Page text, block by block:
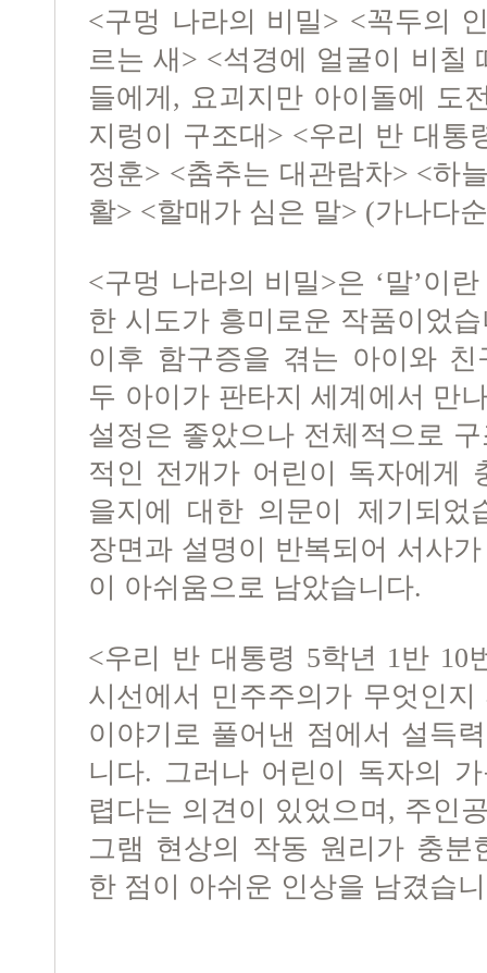
<구멍 나라의 비밀> <꼭두의
르는 새> <석경에 얼굴이 비칠
들에게, 요괴지만 아이돌에 도
지렁이 구조대> <우리 반 대통
정훈> <춤추는 대관람차> <하
활> <할매가 심은 말> (가나다
<구멍 나라의 비밀>은 ‘말’이
한 시도가 흥미로운 작품이었
이후 함구증을 겪는 아이와 친
두 아이가 판타지 세계에서 만
설정은 좋았으나 전체적으로
적인 전개가 어린이 독자에게
을지에 대한 의문이 제기되었
장면과 설명이 반복되어 서사
이 아쉬움으로 남았습니다.
<우리 반 대통령 5학년 1반 10
시선에서 민주주의가 무엇인
이야기로 풀어낸 점에서 설득
니다. 그러나 어린이 독자의
렵다는 의견이 있었으며, 주인
그램 현상의 작동 원리가 충분
한 점이 아쉬운 인상을 남겼습